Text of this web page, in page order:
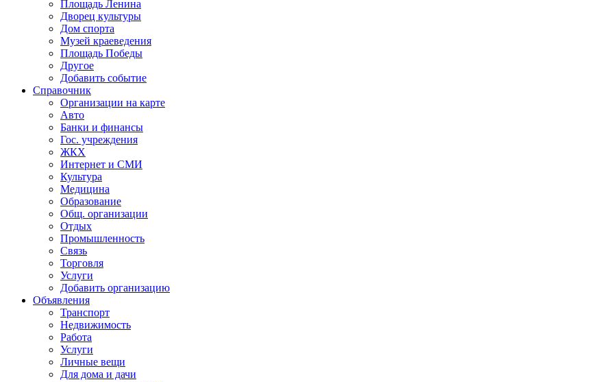
Площадь Ленина
Дворец культуры
Дом спорта
Музей краеведения
Площадь Победы
Другое
Добавить событие
Справочник
Организации на карте
Авто
Банки и финансы
Гос. учреждения
ЖКХ
Интернет и СМИ
Культура
Медицина
Образование
Общ. организации
Отдых
Промышленность
Связь
Торговля
Услуги
Добавить организацию
Объявления
Транспорт
Недвижимость
Работа
Услуги
Личные вещи
Для дома и дачи